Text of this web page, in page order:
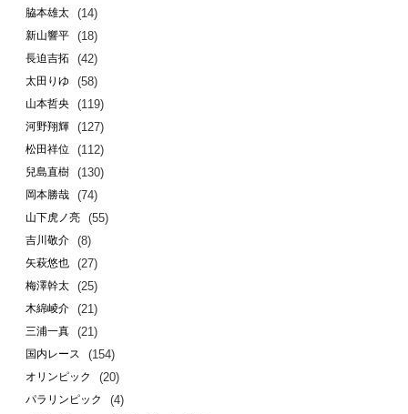
脇本雄太 (14)
新山響平 (18)
長迫吉拓 (42)
太田りゆ (58)
山本哲央 (119)
河野翔輝 (127)
松田祥位 (112)
兒島直樹 (130)
岡本勝哉 (74)
山下虎ノ亮 (55)
吉川敬介 (8)
矢萩悠也 (27)
梅澤幹太 (25)
木綿崚介 (21)
三浦一真 (21)
国内レース (154)
オリンピック (20)
パラリンピック (4)